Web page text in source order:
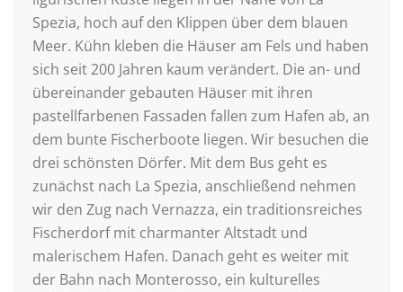
Spezia, hoch auf den Klippen über dem blauen
Meer. Kühn kle­ben die Häuser am Fels und haben
sich seit 200 Jahren kaum verändert. Die an- und
übereinander gebauten Häuser mit ihren
pastellfarbenen Fassaden fallen zum Hafen ab, an
dem bunte Fischerboote liegen. Wir besuchen die
drei schönsten Dörfer. Mit dem Bus geht es
zunächst nach La Spezia, anschließend nehmen
wir den Zug nach Vernazza, ein traditionsreiches
Fischerdorf mit charmanter Altstadt und
malerischem Hafen. Danach geht es weiter mit
der Bahn nach Monterosso, ein kulturelles